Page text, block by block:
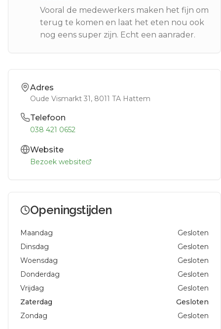
Vooral de medewerkers maken het fijn om
terug te komen en laat het eten nou ook
nog eens super zijn. Echt een aanrader.
Adres
Oude Vismarkt 31, 8011 TA Hattem
Telefoon
038 421 0652
Website
Bezoek website
Openingstijden
Maandag
Gesloten
Dinsdag
Gesloten
Woensdag
Gesloten
Donderdag
Gesloten
Vrijdag
Gesloten
Zaterdag
Gesloten
Zondag
Gesloten